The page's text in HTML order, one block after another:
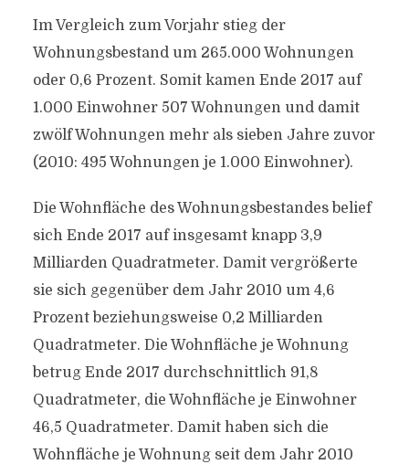
Im Vergleich zum Vorjahr stieg der
Wohnungsbestand um 265.000 Wohnungen
oder 0,6 Prozent. Somit kamen Ende 2017 auf
1.000 Einwohner 507 Wohnungen und damit
zwölf Wohnungen mehr als sieben Jahre zuvor
(2010: 495 Wohnungen je 1.000 Einwohner).
Die Wohnfläche des Wohnungsbestandes belief
sich Ende 2017 auf insgesamt knapp 3,9
Milliarden Quadratmeter. Damit vergrößerte
sie sich gegenüber dem Jahr 2010 um 4,6
Prozent beziehungsweise 0,2 Milliarden
Quadratmeter. Die Wohnfläche je Wohnung
betrug Ende 2017 durchschnittlich 91,8
Quadratmeter, die Wohnfläche je Einwohner
46,5 Quadratmeter. Damit haben sich die
Wohnfläche je Wohnung seit dem Jahr 2010